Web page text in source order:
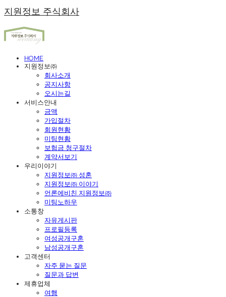
지원정보 주식회사
HOME
지원정보㈜
회사소개
공지사항
오시는길
서비스안내
금액
가입절차
회원현황
미팅현황
보험금 청구절차
계약서보기
우리이야기
지원정보㈜ 성혼
지원정보㈜ 이야기
언론에비친 지원정보㈜
미팅노하우
소통창
자유게시판
프로필등록
여성공개구혼
남성공개구혼
고객센터
자주 묻는 질문
질문과 답변
제휴업체
여행